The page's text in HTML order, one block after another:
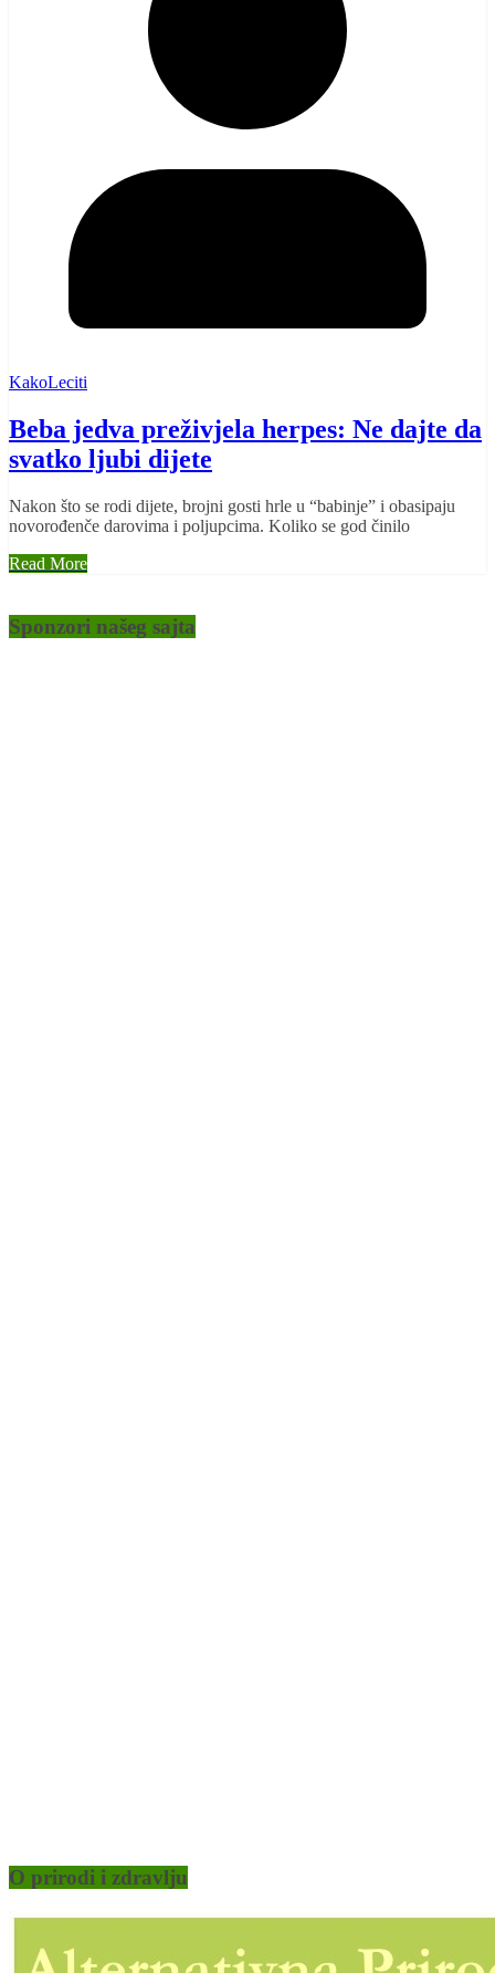
KakoLeciti
Beba jedva preživjela herpes: Ne dajte da
svatko ljubi dijete
Nakon što se rodi dijete, brojni gosti hrle u “babinje” i obasipaju
novorođenče darovima i poljupcima. Koliko se god činilo
Read More
Sponzori našeg sajta
O prirodi i zdravlju